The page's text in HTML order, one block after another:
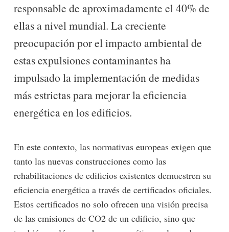
responsable de aproximadamente el 40% de
ellas a nivel mundial. La creciente
preocupación por el impacto ambiental de
estas expulsiones contaminantes ha
impulsado la implementación de medidas
más estrictas para mejorar la eficiencia
energética en los edificios.
En este contexto, las normativas europeas exigen que
tanto las nuevas construcciones como las
rehabilitaciones de edificios existentes demuestren su
eficiencia energética a través de certificados oficiales.
Estos certificados no solo ofrecen una visión precisa
de las emisiones de CO2 de un edificio, sino que